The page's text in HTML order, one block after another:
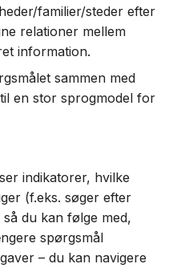
familier/steder efter
relationer mellem
information.
sammen med
en stor sprogmodel for
indikatorer, hvilke
(f.eks. søger efter
du kan følge med,
spørgsmål
– du kan navigere